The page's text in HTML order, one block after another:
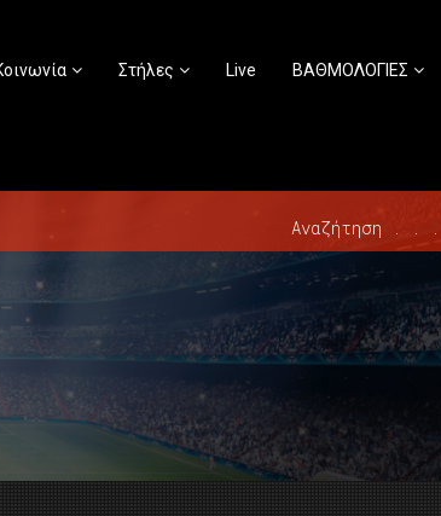
Στήλες Live ΒΑΘΜΟΛΟΓΙΕΣ